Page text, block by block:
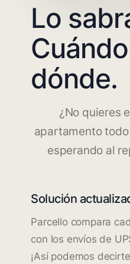
Lo
dónde.
¿No quieres
apartamento
esperando al
Solución
Parcello compara
con los envíos de
¡Así podemos